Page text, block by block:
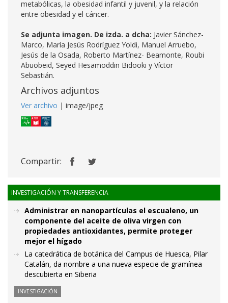
metabólicas, la obesidad infantil y juvenil, y la relación
entre obesidad y el cáncer.
Se adjunta imagen. De izda. a dcha: Javier Sánchez-
Marco, María Jesús Rodríguez Yoldi, Manuel Arruebo,
Jesús de la Osada, Roberto Martínez- Beamonte, Roubi
Abuobeid, Seyed Hesamoddin Bidooki y Víctor
Sebastián.
Archivos adjuntos
Ver archivo | image/jpeg
Compartir:
INVESTIGACIÓN Y TRANSFERENCIA
Administrar en nanopartículas el escualeno, un
componente del aceite de oliva virgen con
propiedades antioxidantes, permite proteger
mejor el hígado
La catedrática de botánica del Campus de Huesca, Pilar
Catalán, da nombre a una nueva especie de gramínea
descubierta en Siberia
INVESTIGACIÓN